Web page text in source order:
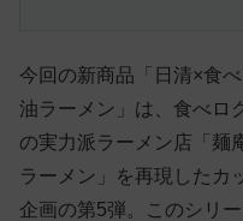
今回の新商品「日清×食
油ラーメン」は、食べロ
の実力派ラーメン店「麺
ラーメン」を再現したカ
企画の第5弾。このシリ